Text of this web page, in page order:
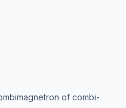
of combi-